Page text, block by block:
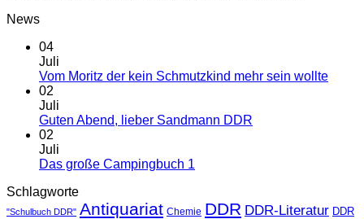
News
04
Juli
Vom Moritz der kein Schmutzkind mehr sein wollte
02
Juli
Guten Abend, lieber Sandmann DDR
02
Juli
Das große Campingbuch 1
Schlagworte
"Schulbuch DDR" Antiquariat Chemie DDR DDR-Literatur DDR